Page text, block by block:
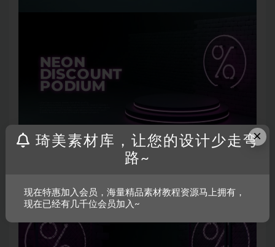
×
琦美素材库，让您的设计少走弯
路~
现在特惠加入会员，海量精品素材教程资源马上拥有，
现在已经有几千位会员加入~